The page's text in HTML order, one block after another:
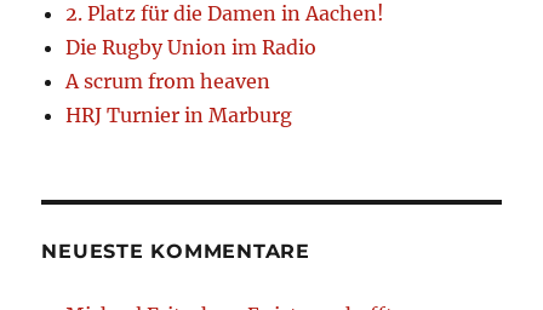
2. Platz für die Damen in Aachen!
Die Rugby Union im Radio
A scrum from heaven
HRJ Turnier in Marburg
NEUESTE KOMMENTARE